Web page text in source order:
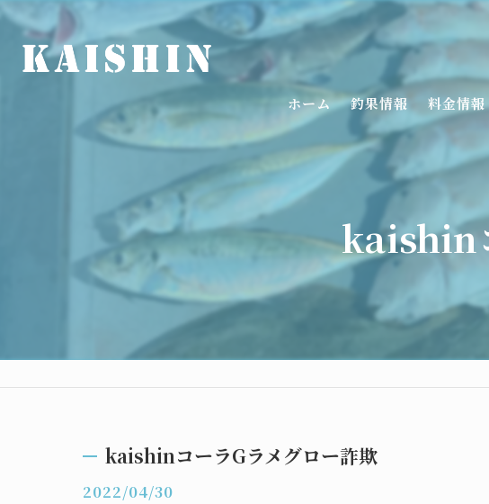
ホーム 釣果情報 料金情報
kaishin
kaishinコーラGラメグロー詐欺
2022/04/30